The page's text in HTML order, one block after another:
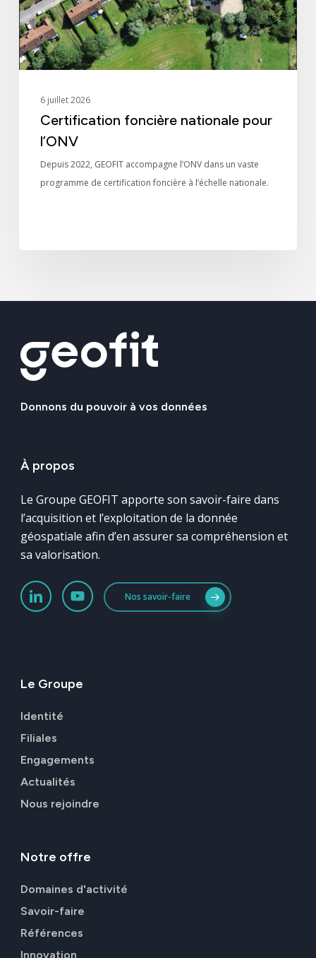
6 juillet 2026
Certification foncière nationale pour
l’ONV
Depuis 2022, GEOFIT accompagne l’ONV dans un vaste
programme de certification foncière à l’échelle nationale.
Donnons du pouvoir à vos données
À propos
Le Groupe GEOFIT apporte son savoir-faire dans
l’acquisition et l’exploitation de la donnée
géospatiale afin d’en assurer sa compréhension et
sa valorisation.
Nos savoir-faire
Le Groupe
Identité
Filiales
Engagements
Actualités
Nous rejoindre
Notre offre
Domaines d'activité
Savoir-faire
Références
Innovation